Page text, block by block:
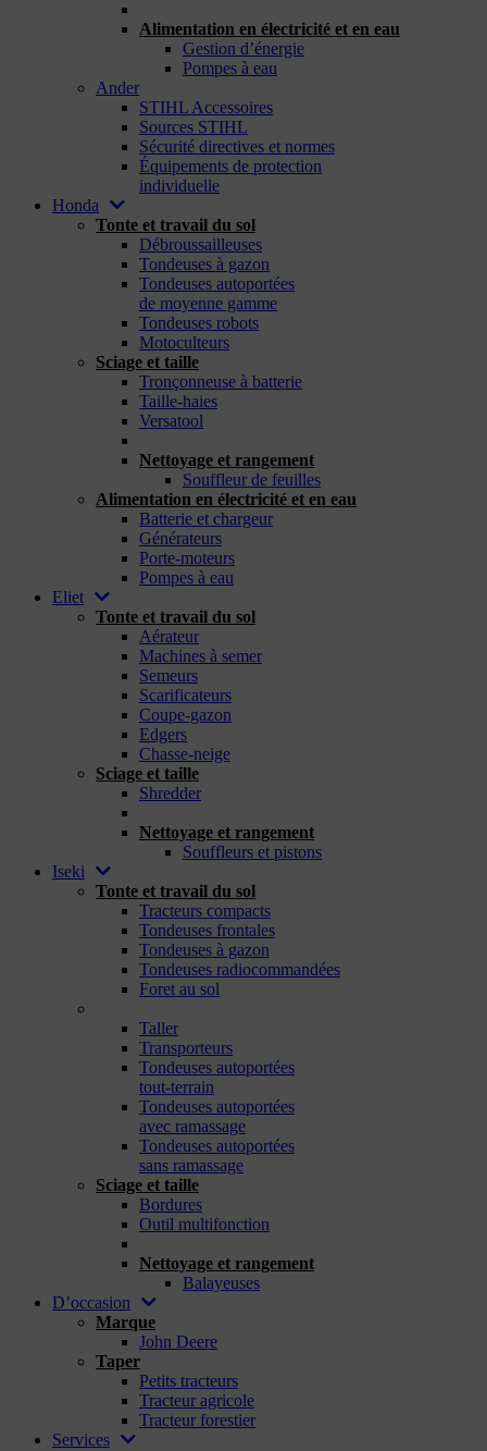
Alimentation en électricité et en eau
Gestion d’énergie
Pompes à eau
Ander
STIHL Accessoires
Sources STIHL
Sécurité directives et normes
Équipements de protection
individuelle
Honda
Tonte et travail du sol
Débroussailleuses
Tondeuses à gazon
Tondeuses autoportées
de moyenne gamme
Tondeuses robots
Motoculteurs
Sciage et taille
Tronçonneuse à batterie
Taille-haies
Versatool
Nettoyage et rangement
Souffleur de feuilles
Alimentation en électricité et en eau
Batterie et chargeur
Générateurs
Porte-moteurs
Pompes à eau
Eliet
Tonte et travail du sol
Aérateur
Machines à semer
Semeurs
Scarificateurs
Coupe-gazon
Edgers
Chasse-neige
Sciage et taille
Shredder
Nettoyage et rangement
Souffleurs et pistons
Iseki
Tonte et travail du sol
Tracteurs compacts
Tondeuses frontales
Tondeuses à gazon
Tondeuses radiocommandées
Foret au sol
Taller
Transporteurs
Tondeuses autoportées
tout-terrain
Tondeuses autoportées
avec ramassage
Tondeuses autoportées
sans ramassage
Sciage et taille
Bordures
Outil multifonction
Nettoyage et rangement
Balayeuses
D’occasion
Marque
John Deere
Taper
Petits tracteurs
Tracteur agricole
Tracteur forestier
Services